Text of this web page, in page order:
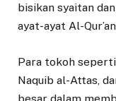
bisikan syaitan
ayat-ayat Al-
Para tokoh
Naquib al-Attas,
besar dalam